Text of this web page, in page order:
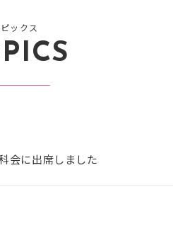
ピックス
会に出席しました